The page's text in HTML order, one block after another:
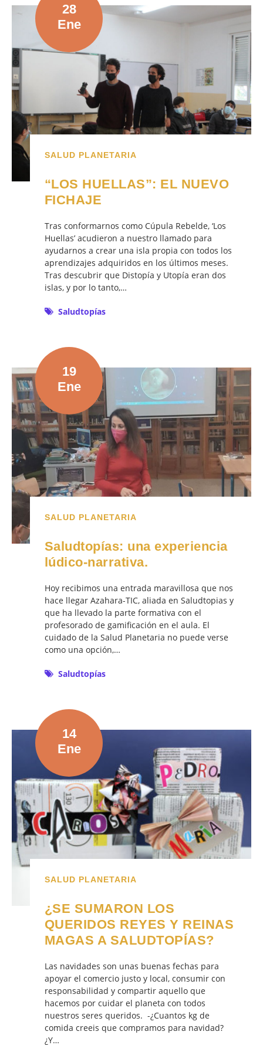
28
Ene
SALUD PLANETARIA
“LOS HUELLAS”: EL NUEVO
FICHAJE
Tras conformarnos como Cúpula Rebelde, ‘Los
Huellas’ acudieron a nuestro llamado para
ayudarnos a crear una isla propia con todos los
aprendizajes adquiridos en los últimos meses.
Tras descubrir que Distopía y Utopía eran dos
islas, y por lo tanto,…
Saludtopías
19
Ene
SALUD PLANETARIA
Saludtopías: una experiencia
lúdico-narrativa.
Hoy recibimos una entrada maravillosa que nos
hace llegar Azahara-TIC, aliada en Saludtopias y
que ha llevado la parte formativa con el
profesorado de gamificación en el aula. El
cuidado de la Salud Planetaria no puede verse
como una opción,…
Saludtopías
14
Ene
SALUD PLANETARIA
¿SE SUMARON LOS
QUERIDOS REYES Y REINAS
MAGAS A SALUDTOPÍAS?
Las navidades son unas buenas fechas para
apoyar el comercio justo y local, consumir con
responsabilidad y compartir aquello que
hacemos por cuidar el planeta con todos
nuestros seres queridos. -¿Cuantos kg de
comida creeis que compramos para navidad?
¿Y…